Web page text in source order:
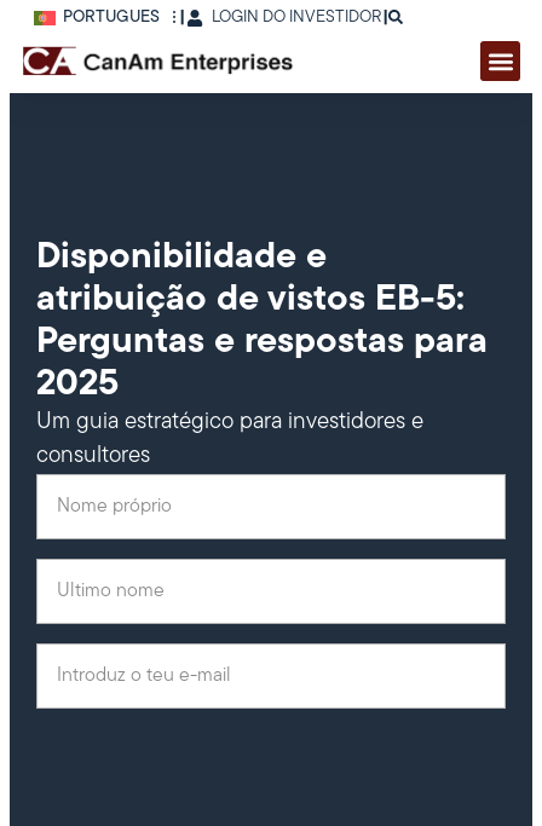
PORTUGUÊS LOGIN DO INVESTIDOR |
Disponibilidade e
atribuição de vistos EB-5:
Perguntas e respostas para
2025
Um guia estratégico para investidores e
consultores